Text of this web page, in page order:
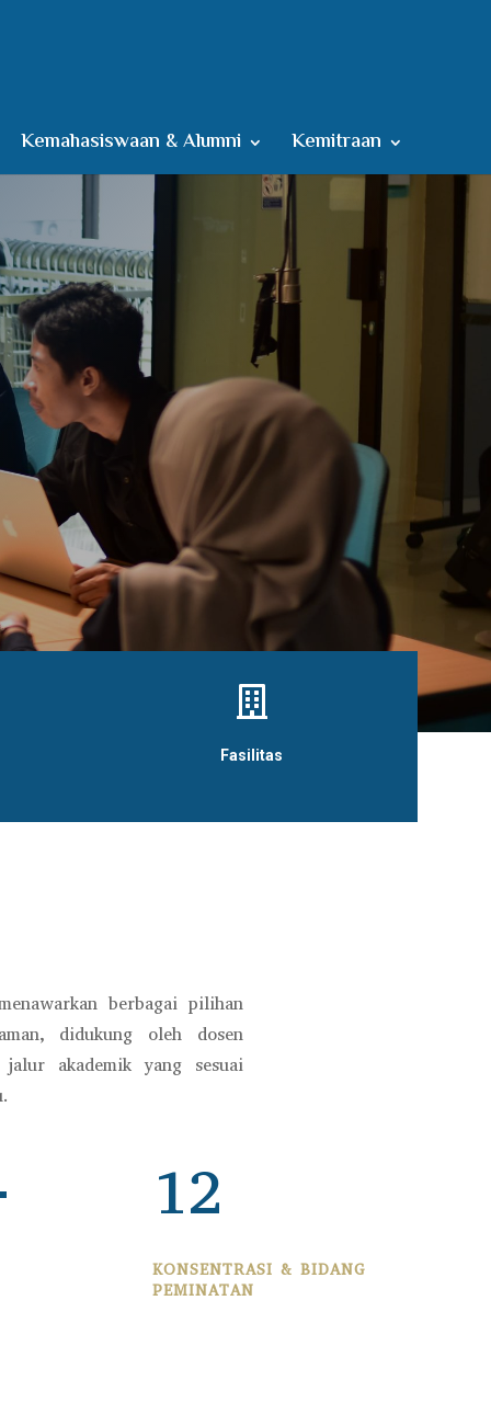
Kemahasiswaan & Alumni Kemitraan

Fasilitas
berbagai pilihan
didukung oleh dosen
akademik yang sesuai
12
KONSENTRASI & BIDANG
PEMINATAN